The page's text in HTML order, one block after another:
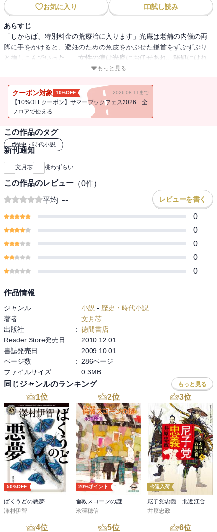
お気に入り 試し読み
あらすじ
「しからば、特別料金の荒療治に入ります」光庵は老舗の内儀の両
脚に手をかけると、避妊のための魚皮をかぶせた鎌首をずぶずぶり
と挿しこんでいった……女性の病は光庵にお任せあれ。秘処にはれ
もの作った娘が来れば覗きこんで治し、気の足りぬ内儀あれば砲身
あった……。
もっと見る
クーポン対象 10%OFF 2026.08.11まで
【10%OFFクーポン】サマーブックフェス2026！全
フロアで使える
この作品のタグ
#歴史・時代小説
新刊通知
文月芯 桃わずらい
この作品のレビュー （0件）
平均 -- レビューを書く
0
0
0
0
0
作品情報
ジャンル : 小説 - 歴史・時代小説
著者
: 文月芯
出版社
: 徳間書店
Reader Store発売日
:
2010.12.01
書誌発売日
:
2009.10.01
ページ数
:
286ページ
ファイルサイズ
: 0.3MB
同じジャンルのランキング もっと見る
1位
50%OFF
ばくうどの悪夢
澤村伊智
2位
20%ポイント
倫敦スコーンの謎
米澤穂信
3位
今週入荷
尼子党忠義 北近江合戦心得〈八〉
井原忠政
4位 5位 6位